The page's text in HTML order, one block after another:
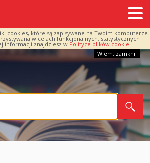
cookies, które są zapisywane na Twoim komputerze.
w celach funkcjonalnych, statystycznych i
informacji znajdziesz w Polityce plików cookie.
Wiem, zamknij